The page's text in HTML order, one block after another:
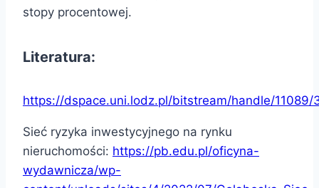
stopy procentowej.
Literatura:
https://dspace.uni.lodz.pl/bitstream/handle/11089/
Sieć ryzyka inwestycyjnego na rynku
nieruchomości: https://pb.edu.pl/oficyna-
wydawnicza/wp-